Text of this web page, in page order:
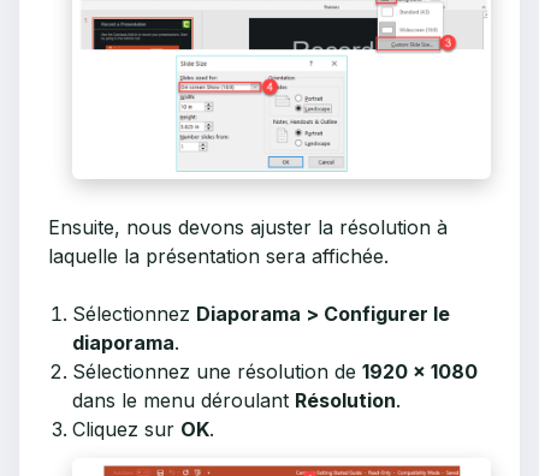
Ensuite, nous devons ajuster la résolution à
laquelle la présentation sera affichée.
Sélectionnez Diaporama > Configurer le
diaporama.
Sélectionnez une résolution de 1920 x 1080
dans le menu déroulant Résolution.
Cliquez sur OK.